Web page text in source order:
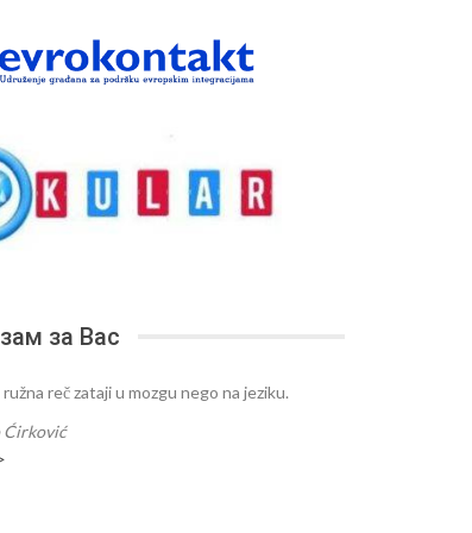
за Вас
reč zataji u mozgu nego na jeziku.
Ćirković